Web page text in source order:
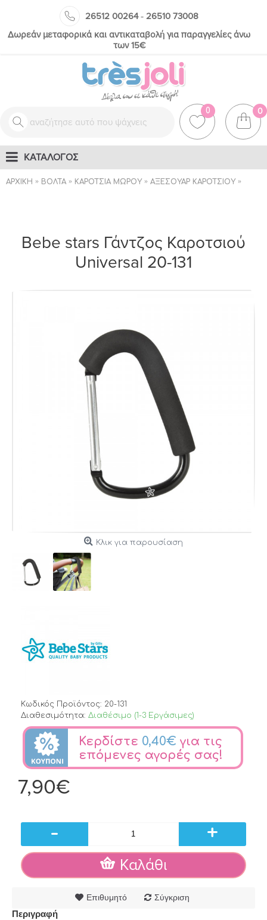
26512 00264- 26510 73008
Δωρεάν μεταφορικά και αντικαταβολή για παραγγελίες άνω
των 15€
0 0
ΚΑΤΑΛΟΓΟΣ
ΑΡΧΙΚΉ ΒΌΛΤΑ ΚΑΡΌΤΣΙΑ ΜΩΡΟΎ ΑΞΕΣΟΥΆΡ ΚΑΡΟΤΣΙΟΎ
Bebe stars Γάντζος Καροτσιού
Universal 20-131
Κλικ για παρουσίαση
Κωδικός Προϊόντος: 20-131
Διαθεσιμότητα: Διαθέσιμο (1-3 Εργάσιμες)
Κερδίστε 0,40€ για τις
επόμενες αγορές σας!
7,90€
- +
Καλάθι
Επιθυμητό Σύγκριση
Περιγραφή